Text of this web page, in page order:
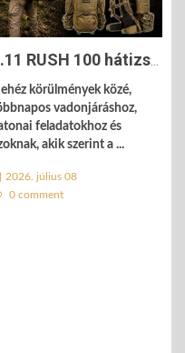
5.11 RUSH 100 hátizsák - a taktikai málhásló avagy a túrázó svájci ...
körülmények közé,
vadonjáráshoz,
feladatokhoz és
akik szerint a ...
2026. július 08
0 comment